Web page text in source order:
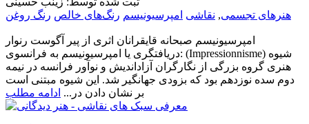
هنرهای تجسمی, نقاشی امپرسیونیسم رنگ‌های خالص رنگ روغن
امپرسیونیسم صبحانه قایقرانان اثری از پیر آگوست رنوار
دریافتگری یا امپرسیونیسم به فرانسوی: (Impressionnisme) شیوه
هنری گروه بزرگی از نگارگران آزاداندیش و نوآور فرانسه در نیمه
دوم سده نوزدهم بود که بزودی جهانگیر شد. این شیوه مبتنی است
بر نشان دادن در... ادامه مطلب